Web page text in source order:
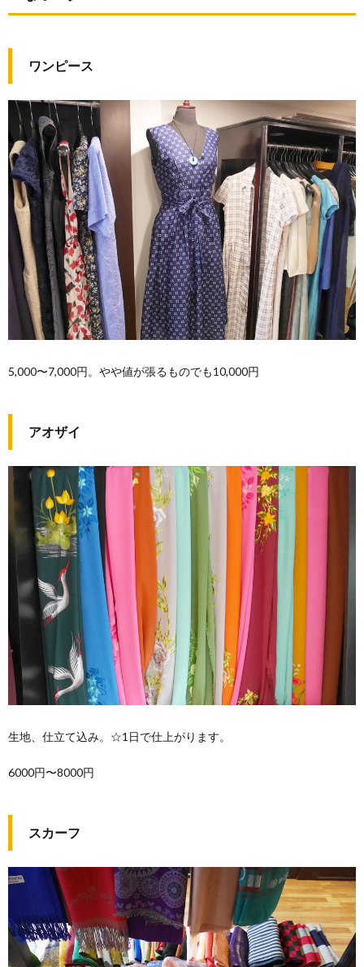
ワンピース
5,000〜7,000円。やや値が張るものでも10,000円
アオザイ
生地、仕立て込み。☆1日で仕上がります。
6000円〜8000円
スカーフ